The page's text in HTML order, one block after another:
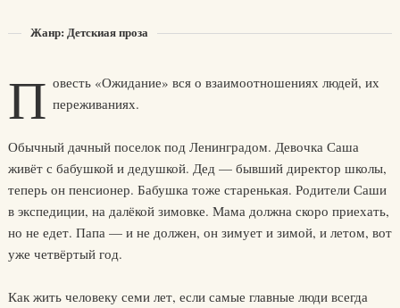
Жанр: Детскиая проза
П овесть «Ожидание» вся о взаимоотношениях людей, их
переживаниях.
Обычный дачный поселок под Ленинградом. Девочка Саша
живёт с бабушкой и дедушкой. Дед — бывший директор школы,
теперь он пенсионер. Бабушка тоже старенькая. Родители Саши
в экспедиции, на далёкой зимовке. Мама должна скоро приехать,
но не едет. Папа — и не должен, он зимует и зимой, и летом, вот
уже четвёртый год.
Как жить человеку семи лет, если самые главные люди всегда